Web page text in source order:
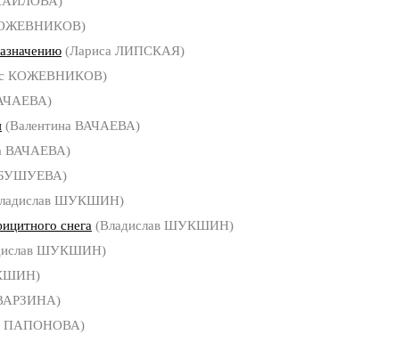
(Лариса ЛИПСКАЯ)
КОЖЕВНИКОВ)
(Валентина ВАЧАЕВА)
ВАЧАЕВА)
ШУКШИН)
снега (Владислав ШУКШИН)
ШУКШИН)
ПАПОНОВА)